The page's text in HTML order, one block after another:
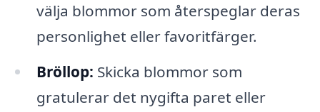
välja blommor som återspeglar deras
personlighet eller favoritfärger.
Bröllop: Skicka blommor som
gratulerar det nygifta paret eller